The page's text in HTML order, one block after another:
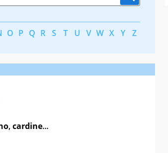
O P Q R S T U V W X Y Z
,cardine...